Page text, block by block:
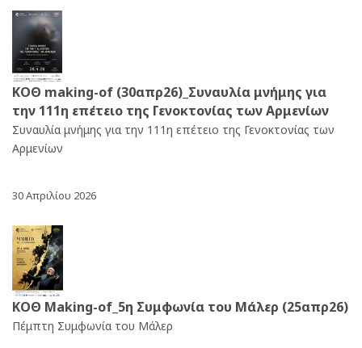
ΚΟΘ making-of (30απρ26)_Συναυλία μνήμης για
την 111η επέτειο της Γενοκτονίας των Αρμενίων
Συναυλία μνήμης για την 111η επέτειο της Γενοκτονίας των
Αρμενίων
30 Απριλίου 2026
ΚΟΘ Making-of_5η Συμφωνία του Μάλερ (25απρ26)
Πέμπτη Συμφωνία του Μάλερ